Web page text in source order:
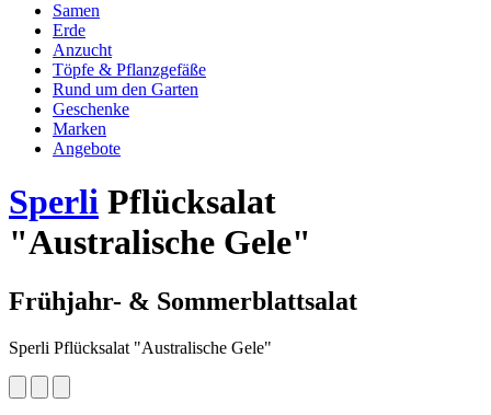
Samen
Erde
Anzucht
Töpfe & Pflanzgefäße
Rund um den Garten
Geschenke
Marken
Angebote
Sperli Pflücksalat
"Australische Gele"
Frühjahr- & Sommerblattsalat
Sperli Pflücksalat "Australische Gele"